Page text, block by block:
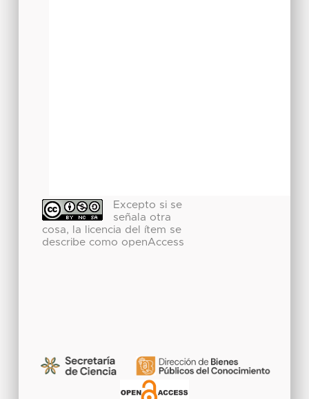
Excepto si se
señala otra
cosa, la licencia del ítem se
describe como openAccess